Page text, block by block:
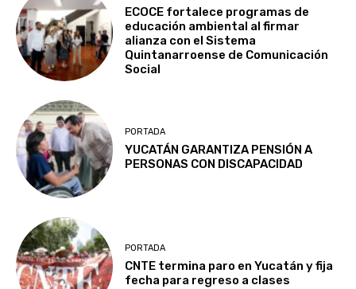
ECOCE fortalece programas de
educación ambiental al firmar
alianza con el Sistema
Quintanarroense de Comunicación
Social
PORTADA
YUCATÁN GARANTIZA PENSIÓN A
PERSONAS CON DISCAPACIDAD
PORTADA
CNTE termina paro en Yucatán y fija
fecha para regreso a clases